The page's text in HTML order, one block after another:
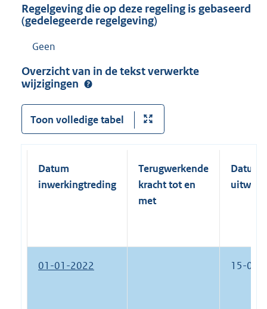
Regelgeving die op deze regeling is gebaseerd
(gedelegeerde regelgeving)
Geen
Overzicht van in de tekst verwerkte
wijzigingen
Toon volledige tabel
Datum
inwerkingtreding
Terugwerkende
kracht tot en
met
Datum
01-01-2022 15-07-